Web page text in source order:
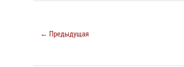
← Предыдущая